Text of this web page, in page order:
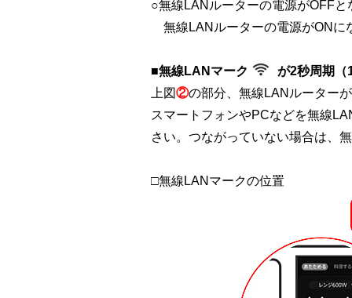
○無線LANルーターの電源がOFFと
無線LANルーターの電源がONに
■無線LANマーク
が2秒周期
上図②の部分、無線LANルーター
スマートフォンやPCなどを無線
さい。つながっていない場合は、
□無線LANマークの位置